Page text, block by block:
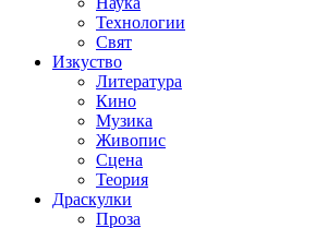
Технологии
Свят
Изкуство
Литература
Кино
Музика
Живопис
Сцена
Теория
Драскулки
Проза